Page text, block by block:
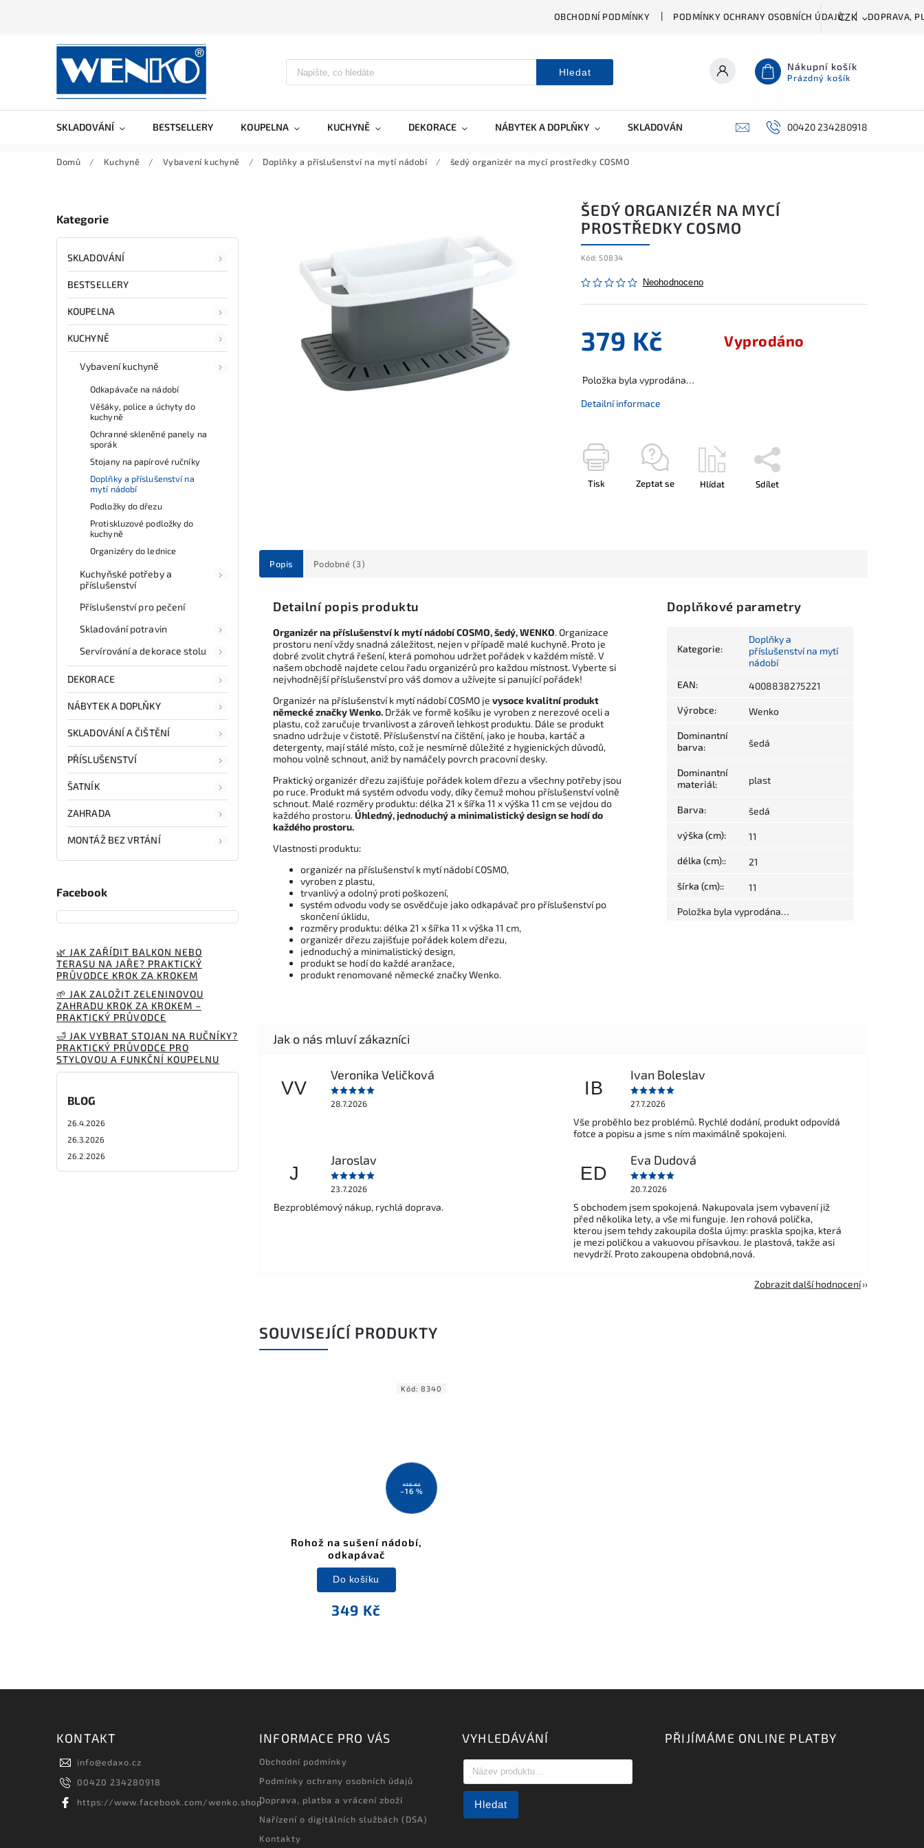
OBCHODNÍ PODMÍNKY PODMÍNKY OCHRANY OSOBNÍCH ÚDAJŮ DOPRAVA,
CZK
Hledat Nákupní košík
Prázdný košík
SKLADOVÁNÍ BESTSELLERY KOUPELNA KUCHYNĚ DEKORACE NÁBYTEK A DOPLŇKY SKLADOVÁNÍ A ČIŠTĚNÍ PŘÍSLUŠENSTVÍ
00420 234280918
Domů / Kuchyně / Vybavení kuchyně / Doplňky a příslušenství na mytí nádobí / šedý organizér na mycí prostředky COSMO
Kategorie
SKLADOVÁNÍ
BESTSELLERY
KOUPELNA
KUCHYNĚ
Vybavení kuchyně
Odkapávače na nádobí
Věšáky, police a úchyty do
kuchyně
Ochranné skleněné panely na
sporák
Stojany na papírové ručníky
Doplňky a příslušenství na
mytí nádobí
Podložky do dřezu
Protiskluzové podložky do
kuchyně
Organizéry do lednice
Kuchyňské potřeby a
příslušenství
Příslušenství pro pečení
Skladování potravin
Servírování a dekorace stolu
DEKORACE
NÁBYTEK A DOPLŇKY
SKLADOVÁNÍ A ČIŠTĚNÍ
PŘÍSLUŠENSTVÍ
ŠATNÍK
ZAHRADA
MONTÁŽ BEZ VRTÁNÍ
Facebook
🌿 JAK ZAŘÍDIT BALKON NEBO
TERASU NA JAŘE? PRAKTICKÝ
PRŮVODCE KROK ZA KROKEM
🌱 JAK ZALOŽIT ZELENINOVOU
ZAHRADU KROK ZA KROKEM –
PRAKTICKÝ PRŮVODCE
🛁 JAK VYBRAT STOJAN NA RUČNÍKY?
PRAKTICKÝ PRŮVODCE PRO
STYLOVOU A FUNKČNÍ KOUPELNU
BLOG
26.4.2026
26.3.2026
26.2.2026
ŠEDÝ ORGANIZÉR NA MYCÍ
PROSTŘEDKY COSMO
Kód: 50834
Neohodnoceno
379 Kč Vyprodáno
Položka byla vyprodána…
Detailní informace
Tisk Zeptat se Hlídat Sdílet
Popis Podobné (3)
Detailní popis produktu
Organizér na příslušenství k mytí nádobí COSMO, šedý, WENKO. Organizace
prostoru není vždy snadná záležitost, nejen v případě malé kuchyně. Proto je
dobré zvolit chytrá řešení, která pomohou udržet pořádek v každém místě. V
našem obchodě najdete celou řadu organizérů pro každou místnost. Vyberte si
nejvhodnější příslušenství pro váš domov a užívejte si panující pořádek!
Organizér na příslušenství k mytí nádobí COSMO je vysoce kvalitní produkt
německé značky Wenko. Držák ve formě košíku je vyroben z nerezové oceli a
plastu, což zaručuje trvanlivost a zároveň lehkost produktu. Dále se produkt
snadno udržuje v čistotě. Příslušenství na čištění, jako je houba, kartáč a
detergenty, mají stálé místo, což je nesmírně důležité z hygienických důvodů,
mohou volně schnout, aniž by namáčely povrch pracovní desky.
Praktický organizér dřezu zajišťuje pořádek kolem dřezu a všechny potřeby jsou
po ruce. Produkt má systém odvodu vody, díky čemuž mohou příslušenství volně
schnout. Malé rozměry produktu: délka 21 x šířka 11 x výška 11 cm se vejdou do
každého prostoru.Úhledný, jednoduchý a minimalistický design se hodí do
každého prostoru.
Vlastnosti produktu:
organizér na příslušenství k mytí nádobí COSMO,
vyroben z plastu,
trvanlivý a odolný proti poškození,
systém odvodu vody se osvědčuje jako odkapávač pro příslušenství po
skončení úklidu,
rozměry produktu: délka 21 x šířka 11 x výška 11 cm,
organizér dřezu zajišťuje pořádek kolem dřezu,
jednoduchý a minimalistický design,
produkt se hodí do každé aranžace,
produkt renomované německé značky Wenko.
Doplňkové parametry
Kategorie:
Doplňky a
příslušenství na mytí
nádobí
EAN: 4008838275221
Výrobce: Wenko
Dominantní
barva: šedá
Dominantní
materiál: plast
Barva: šedá
výška (cm): 11
délka (cm):: 21
šírka (cm):: 11
Položka byla vyprodána…
VV
Veronika Veličková
28.7.2026
IB
Ivan Boleslav
27.7.2026
Vše proběhlo bez problémů. Rychlé dodání, produkt odpovídá
fotce a popisu a jsme s ním maximálně spokojeni.
J
Jaroslav
23.7.2026
Bezproblémový nákup, rychlá doprava.
ED
Eva Dudová
20.7.2026
S obchodem jsem spokojená. Nakupovala jsem vybavení již
před několika lety, a vše mi funguje. Jen rohová polička,
kterou jsem tehdy zakoupila došla újmy: praskla spojka, která
je mezi poličkou a vakuovou přísavkou. Je plastová, takže asi
nevydrží. Proto zakoupena obdobná,nová.
Zobrazit další hodnocení
SOUVISEJÍCÍ PRODUKTY
419 Kč
–16 %
Rohož na sušení nádobí,
odkapávač
349 Kč
Do košíku
Kód: 8340
KONTAKT
info@edaxo.cz
00420 234280918
https://www.facebook.com/wenko.shop
INFORMACE PRO VÁS
Obchodní podmínky
Podmínky ochrany osobních údajů
Doprava, platba a vrácení zboží
Nařízení o digitálních službách (DSA)
Kontakty
VYHLEDÁVÁNÍ
Hledat
PŘIJÍMÁME ONLINE PLATBY